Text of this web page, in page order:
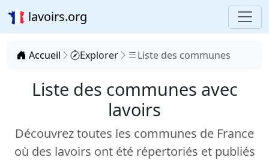
lavoirs.org
Accueil Explorer Liste des communes
Liste des communes avec
lavoirs
Découvrez toutes les communes de France
où des lavoirs ont été répertoriés et publiés